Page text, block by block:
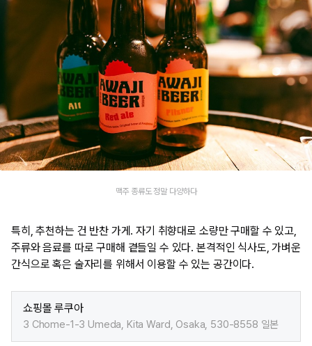
맥주 종류도 정말 다양하다
특히, 추천하는 건 반찬 가게. 자기 취향대로 소량만 구매할 수 있고,
주류와 음료를 따로 구매해 곁들일 수 있다. 본격적인 식사도, 가벼운
간식으로 혹은 술자리를 위해서 이용할 수 있는 공간이다.
쇼핑몰 루쿠아
3 Chome-1-3 Umeda, Kita Ward, Osaka, 530-8558 일본​